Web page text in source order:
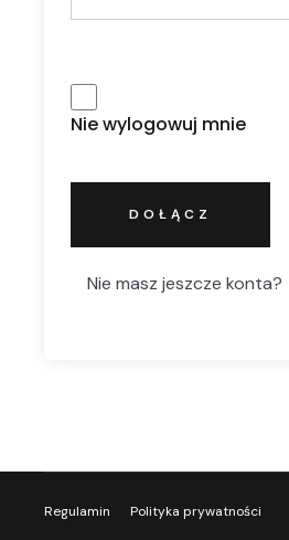
Nie wylogowuj mnie
DOŁĄCZ
Nie masz jeszcze konta?
Regulamin Polityka prywatności